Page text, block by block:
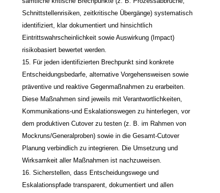
Schnittstellenrisiken, zeitkritische Übergänge) systematisch
identifiziert, klar dokumentiert und hinsichtlich
Eintrittswahrscheinlichkeit sowie Auswirkung (Impact)
risikobasiert bewertet werden.
15. Für jeden identifizierten Brechpunkt sind konkrete
Entscheidungsbedarfe, alternative Vorgehensweisen sowie
präventive und reaktive Gegenmaßnahmen zu erarbeiten.
Diese Maßnahmen sind jeweils mit Verantwortlichkeiten,
Kommunikations-und Eskalationswegen zu hinterlegen, vor
dem produktiven Cutover zu testen (z. B. im Rahmen von
Mockruns/Generalproben) sowie in die Gesamt-Cutover
Planung verbindlich zu integrieren. Die Umsetzung und
Wirksamkeit aller Maßnahmen ist nachzuweisen.
16. Sicherstellen, dass Entscheidungswege und
Eskalationspfade transparent, dokumentiert und allen